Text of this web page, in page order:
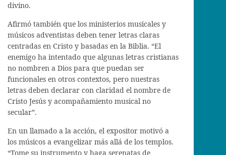
divino.
Afirmó también que los ministerios musicales y
músicos adventistas deben tener letras claras
centradas en Cristo y basadas en la Biblia. “El
enemigo ha intentado que algunas letras cristianas
no nombren a Dios para que puedan ser
funcionales en otros contextos, pero nuestras
letras deben declarar con claridad el nombre de
Cristo Jesús y acompañamiento musical no
secular”.
En un llamado a la acción, el expositor motivó a
los músicos a evangelizar más allá de los templos.
“Tome su instrumento y haga serenatas de